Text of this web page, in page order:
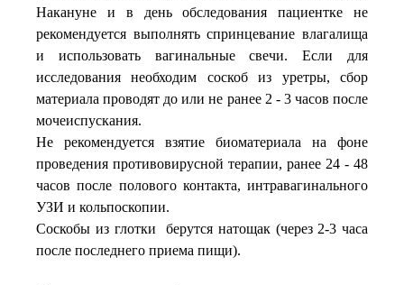
Накануне и в день обследования пациентке не
рекомендуется выполнять спринцевание влагалища
и использовать вагинальные свечи. Если для
исследования необходим соскоб из уретры, сбор
материала проводят до или не ранее 2 - 3 часов после
мочеиспускания.
Не рекомендуется взятие биоматериала на фоне
проведения противовирусной терапии, ранее 24 - 48
часов после полового контакта, интравагинального
УЗИ и кольпоскопии.
Соскобы из глотки берутся натощак (через 2-3 часа
после последнего приема пищи).